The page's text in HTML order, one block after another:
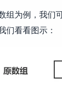
组为例，我们
们看看图示：